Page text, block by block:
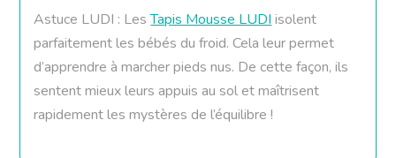
Astuce LUDI : LesTapis Mousse LUDI isolent
parfaitement les bébés du froid. Cela leur permet
d’apprendre à marcher pieds nus. De cette façon, ils
sentent mieux leurs appuis au sol et maîtrisent
rapidement les mystères de l’équilibre !